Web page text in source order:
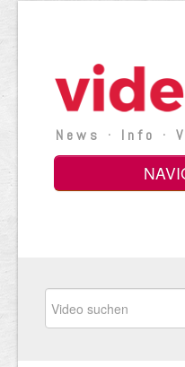
News · Info ·